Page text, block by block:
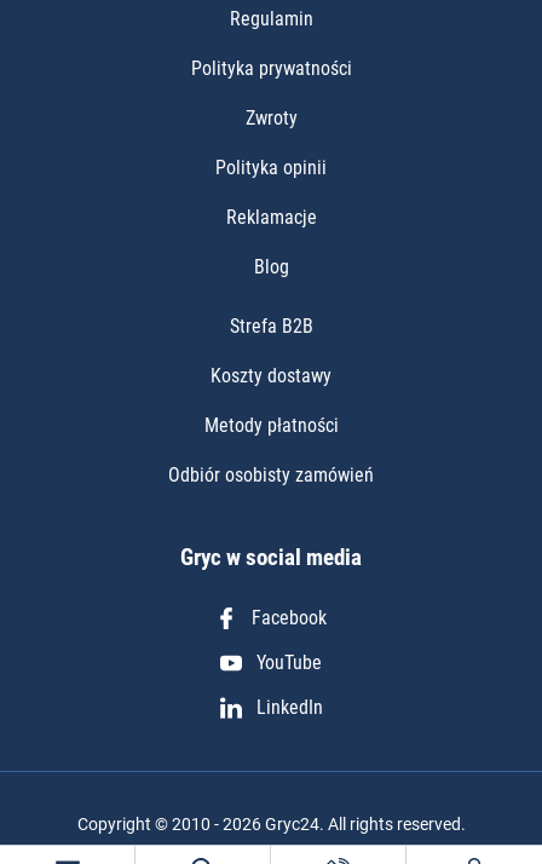
Regulamin
Polityka prywatności
Zwroty
Polityka opinii
Reklamacje
Blog
Strefa B2B
Koszty dostawy
Metody płatności
Odbiór osobisty zamówień
Gryc w social media
Facebook
YouTube
LinkedIn
Copyright © 2010 - 2026 Gryc24. All rights reserved.